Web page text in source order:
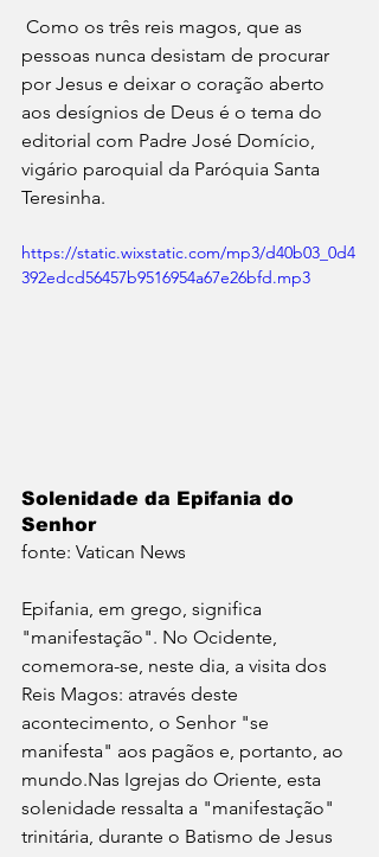
Como os três reis magos, que as
pessoas nunca desistam de procurar
por Jesus e deixar o coração aberto
aos desígnios de Deus é o tema do
editorial com Padre José Domício,
vigário paroquial da Paróquia Santa
Teresinha.
https://static.wixstatic.com/mp3/d40b03_0d4
392edcd56457b9516954a67e26bfd.mp3
Solenidade da Epifania do
Senhor
fonte: Vatican News
Epifania, em grego, significa
"manifestação". No Ocidente,
comemora-se, neste dia, a visita dos
Reis Magos: através deste
acontecimento, o Senhor "se
manifesta" aos pagãos e, portanto, ao
mundo.Nas Igrejas do Oriente, esta
solenidade ressalta a "manifestação"
trinitária, durante o Batismo de Jesus